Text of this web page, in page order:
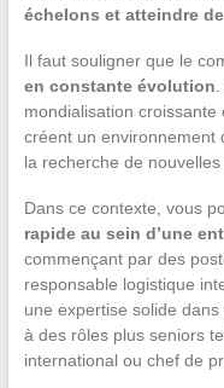
échelons et atteindre
Il faut souligner que le
en constante évolution
mondialisation
créent un environnement
la recherche de
Dans ce contexte, vous
rapide au sein d’une
commençant par des
responsable logistique
une expertise solide
à des rôles plus seniors
international ou chef de